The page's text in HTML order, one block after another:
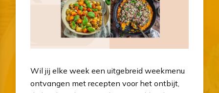
Wil jij elke week een uitgebreid weekmenu
ontvangen met recepten voor het ontbijt,